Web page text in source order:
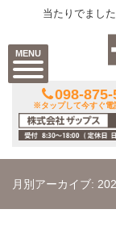
MENU
当たりでまし
098-875-
※タップして今すぐ電
月別アーカイブ: